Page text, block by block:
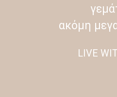
ακόμη
LIVE